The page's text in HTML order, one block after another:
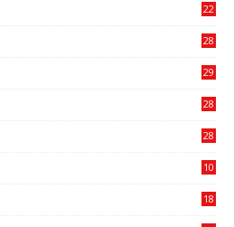
22
28
29
28
28
10
18